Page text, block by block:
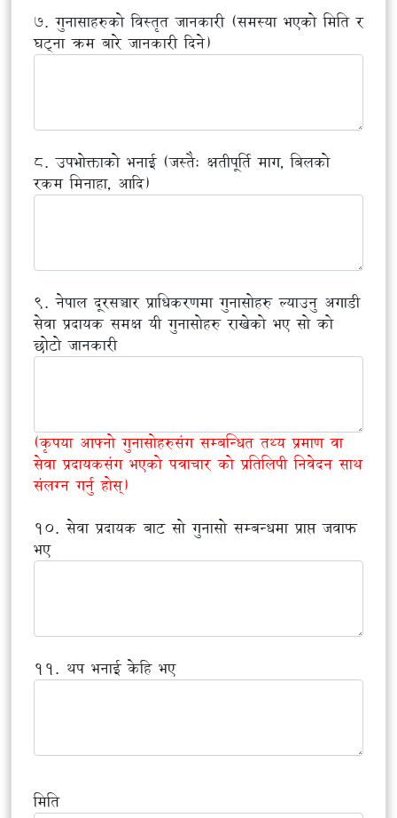
७. गुनासाहरुको विस्तृत जानकारी (समस्या भएको मिति र
घट्ना क्रम बारे जानकारी दिने)
८. उपभोक्ताको भनाई (जस्तै: क्षतीपूर्ति माग, बिलको
रकम मिनाहा, आदि)
९. नेपाल दूरसञ्चार प्राधिकरणमा गुनासोहरु ल्याउनु अगाडी
सेवा प्रदायक समक्ष यी गुनासोहरु राखेको भए सो को
छोटो जानकारी
(कृपया आफ्नो गुनासोहरुसंग सम्बन्धित तथ्य प्रमाण वा
सेवा प्रदायकसंग भएको पत्राचार को प्रतिलिपी निवेदन साथ
संलग्न गर्नु होस्)
१०. सेवा प्रदायक बाट सो गुनासो सम्बन्धमा प्राप्त जवाफ
भए
११. थप भनाई केहि भए
मिति